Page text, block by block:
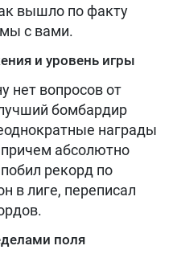
вышло по факту
с вами.
и уровень игры
нет вопросов от
бомбардир
награды
абсолютно
рекорд по
в лиге, переписал
поля